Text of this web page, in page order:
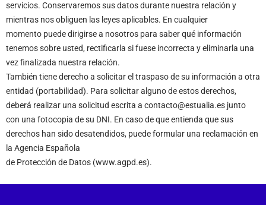
servicios. Conservaremos sus datos durante nuestra relación y
mientras nos obliguen las leyes aplicables. En cualquier
momento puede dirigirse a nosotros para saber qué información
tenemos sobre usted, rectificarla si fuese incorrecta y eliminarla una
vez finalizada nuestra relación.
También tiene derecho a solicitar el traspaso de su información a otra
entidad (portabilidad). Para solicitar alguno de estos derechos,
deberá realizar una solicitud escrita a contacto@estualia.es junto
con una fotocopia de su DNI. En caso de que entienda que sus
derechos han sido desatendidos, puede formular una reclamación en
la Agencia Española
de Protección de Datos (www.agpd.es).